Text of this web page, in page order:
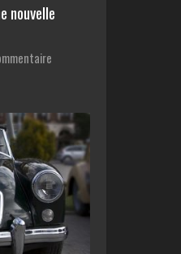
nouvelle
sur
:
vers
une
nouvelle
éthique
de
la
conduite